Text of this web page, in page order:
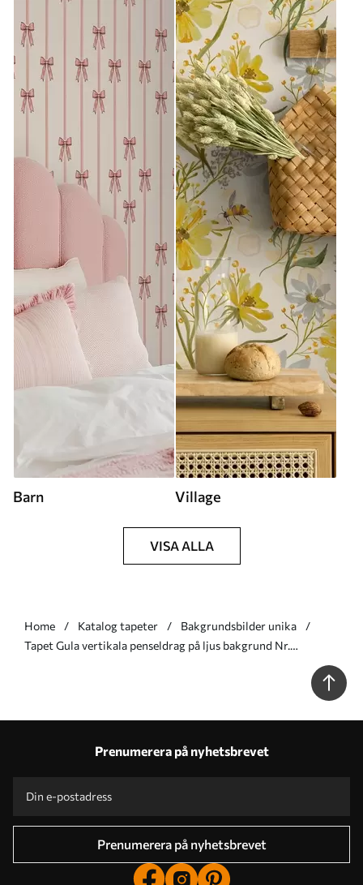
Barn Village
VISA ALLA
Home Katalog tapeter
Bakgrundsbilder unika
Tapet Gula vertikala penseldrag på ljus bakgrund Nr.
Prenumerera på nyhetsbrevet
Prenumerera på nyhetsbrevet